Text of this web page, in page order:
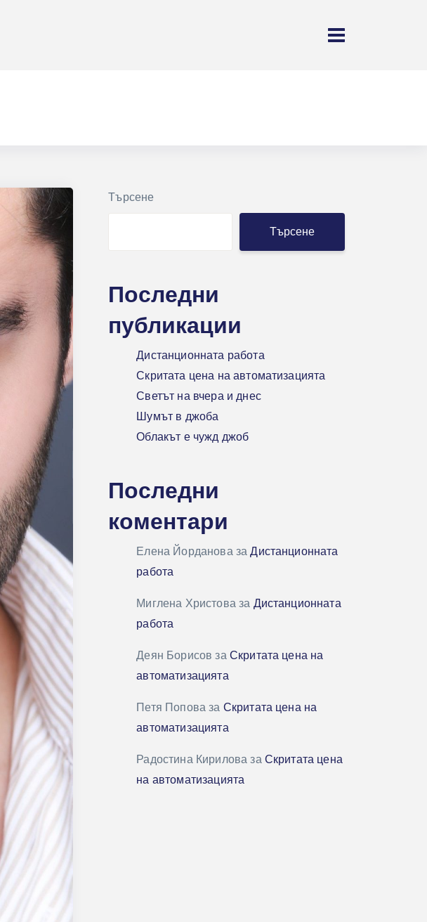
Търсене
Търсене
Последни
публикации
Дистанционната работа
Скритата цена на автоматизацията
Светът на вчера и днес
Шумът в джоба
Облакът е чужд джоб
Последни
коментари
Елена ЙордановазаДистанционната
работа
Миглена Христоваза Дистанционната
работа
Деян Борисов заСкритата цена на
автоматизацията
Петя Поповаза Скритата цена на
автоматизацията
Радостина КириловазаСкритата цена
на автоматизацията